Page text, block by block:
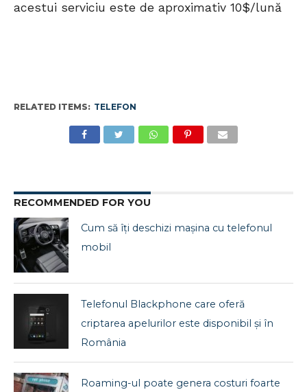
acestui serviciu este de aproximativ 10$/lună
RELATED ITEMS: TELEFON
RECOMMENDED FOR YOU
Cum să îți deschizi mașina cu telefonul
mobil
Telefonul Blackphone care oferă
criptarea apelurilor este disponibil și în
România
Roaming-ul poate genera costuri foarte